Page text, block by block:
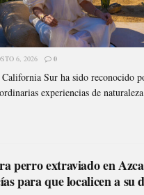
6, 2026 0
Sur ha sido reconocido
experiencias de
perro extraviado en
para que localicen a su